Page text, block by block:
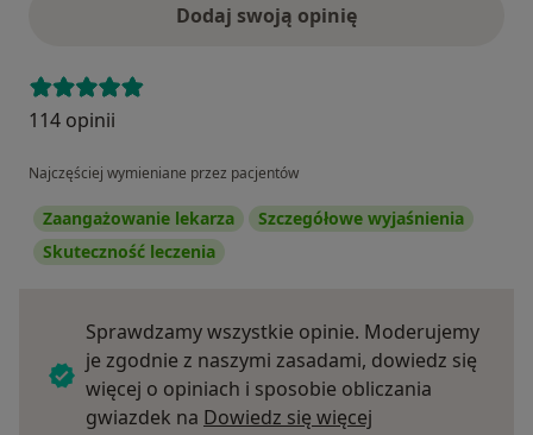
Dodaj swoją opinię
114 opinii
Najczęściej wymieniane przez pacjentów
Zaangażowanie lekarza
Szczegółowe wyjaśnienia
Skuteczność leczenia
Sprawdzamy wszystkie opinie. Moderujemy
je zgodnie z naszymi zasadami, dowiedz się
więcej o opiniach i sposobie obliczania
gwiazdek na Dowiedz się więcej